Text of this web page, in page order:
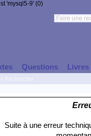
'mysql5-9' (0)
Questions Livres
Suite à une erreur